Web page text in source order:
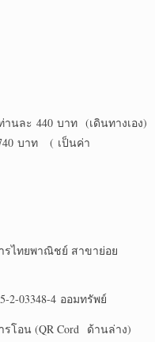
440 บาท (เดินทางเอง)
บาท ( เป็นค่า
ไทยพาณิชย์ สาขาย่อย
03348-4 ออมทรัพย์
โอน (QR Cord ด้านล่าง)